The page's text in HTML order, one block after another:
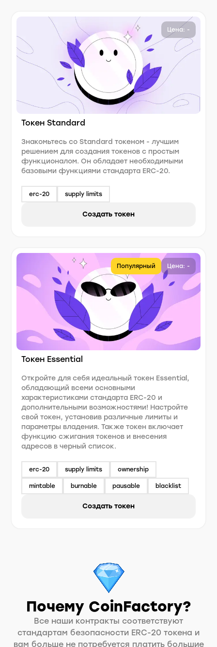
Цена: -
Токен Standard
Знакомьтесь со Standard токеном - лучшим
решением для создания токенов с простым
функционалом. Он обладает необходимыми
базовыми функциями стандарта ERC-20.
erc-20 supply limits
Создать токен
Популярный Цена: -
Токен Essential
Откройте для себя идеальный токен Essential,
обладающий всеми основными
характеристиками стандарта ERC-20 и
дополнительными возможностями! Настройте
свой токен, установив различные лимиты и
параметры владения. Также токен включает
функцию сжигания токенов и внесения
адресов в черный список.
erc-20 supply limits ownership
mintable burnable pausable blacklist
Создать токен
Почему CoinFactory?
Все наши контракты соответствуют
стандартам безопасности ERC-20 токена и
вам больше не потребуется платить большие